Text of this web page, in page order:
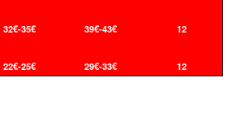
32€-35€ 39€-43€ 12
22€-25€ 29€-33€ 12